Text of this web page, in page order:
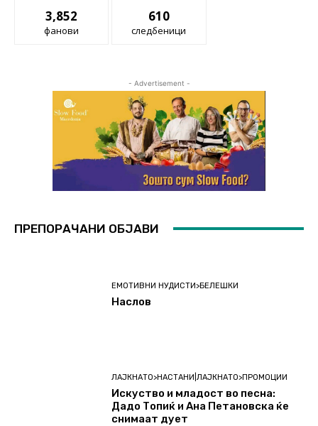
3,852
фанови
610
следбеници
- Advertisement -
ПРЕПОРАЧАНИ ОБЈАВИ
ЕМОТИВНИ НУДИСТИ>БЕЛЕШКИ
Наслов
ЛАЈКНАТО>НАСТАНИ|ЛАЈКНАТО>ПРОМОЦИИ
Искуство и младост во песна:
Дадо Топиќ и Ана Петановска ќе
снимаат дует